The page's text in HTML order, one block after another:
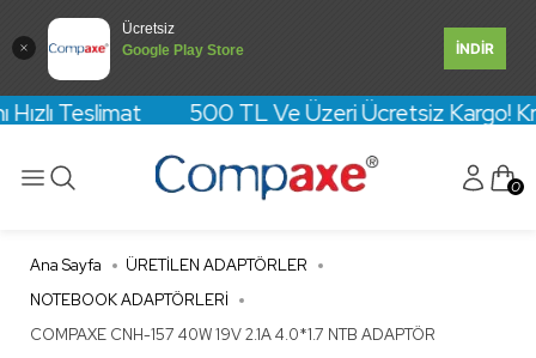
Ücretsiz
Google Play Store
İNDİR
Teslimat 500 TL Ve Üzeri Ücretsiz Kargo!
0
Ana Sayfa
ÜRETİLEN ADAPTÖRLER
NOTEBOOK ADAPTÖRLERİ
COMPAXE CNH-157 40W 19V 2.1A 4.0*1.7 NTB ADAPTÖR